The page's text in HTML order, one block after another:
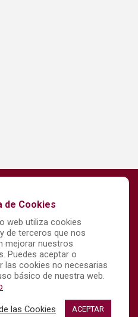
de Cookies
web utiliza cookies
de terceros que nos
mejorar nuestros
Puedes aceptar o
las cookies no necesarias
básico de nuestra web.
las Cookies ACEPTAR